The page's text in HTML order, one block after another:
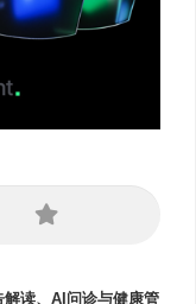
读、AI问诊与健康管